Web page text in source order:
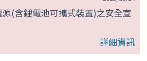
(含鋰電池可攜式裝置)之安全宣
詳細資訊